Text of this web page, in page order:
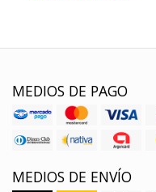
MEDIOS DE PAGO
MEDIOS DE ENVÍO